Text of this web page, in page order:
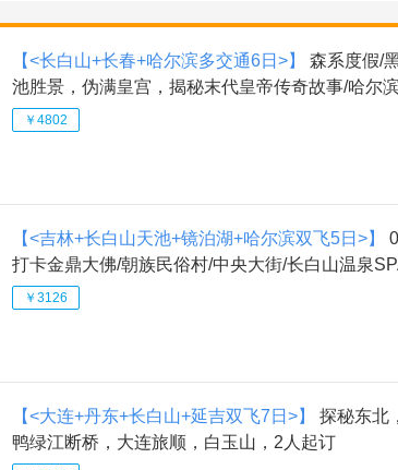
【<长白山+长春+哈尔滨多交通6日>】
森系度假/
池胜景，伪满皇宫，揭秘末代皇帝传奇故事/哈尔
￥4802
【<吉林+长白山天池+镜泊湖+哈尔滨双飞5日>】
打卡金鼎大佛/朝族民俗村/中央大街/长白山温泉
￥3126
【<大连+丹东+长白山+延吉双飞7日>】
探秘东北
鸭绿江断桥，大连旅顺，白玉山，2人起订